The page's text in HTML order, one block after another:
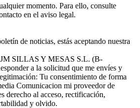
momento. Para ello, consulte
en el aviso legal.
de noticias, estás aceptando nuestra
SILLAS Y MESAS S.L. (B-
a la solicitud que me envíes y
Tu consentimiento de forma
Comunicacion mi proveedor de
derecho al acceso, rectificación,
y olvido.